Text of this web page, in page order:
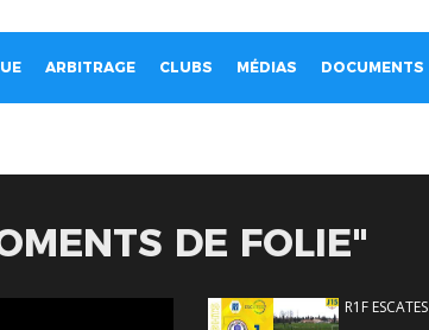
ARBITRAGE CLUBS MÉDIAS DOCUMENTS
DE FOLIE"
R1F ESCATES